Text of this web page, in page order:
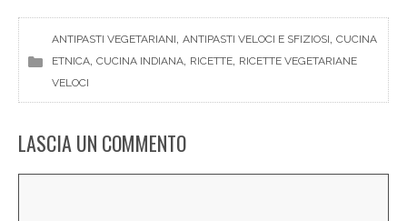
ANTIPASTI VEGETARIANI, ANTIPASTI VELOCI E SFIZIOSI, CUCINA
ETNICA, CUCINA INDIANA, RICETTE, RICETTE VEGETARIANE
VELOCI
LASCIA UN COMMENTO